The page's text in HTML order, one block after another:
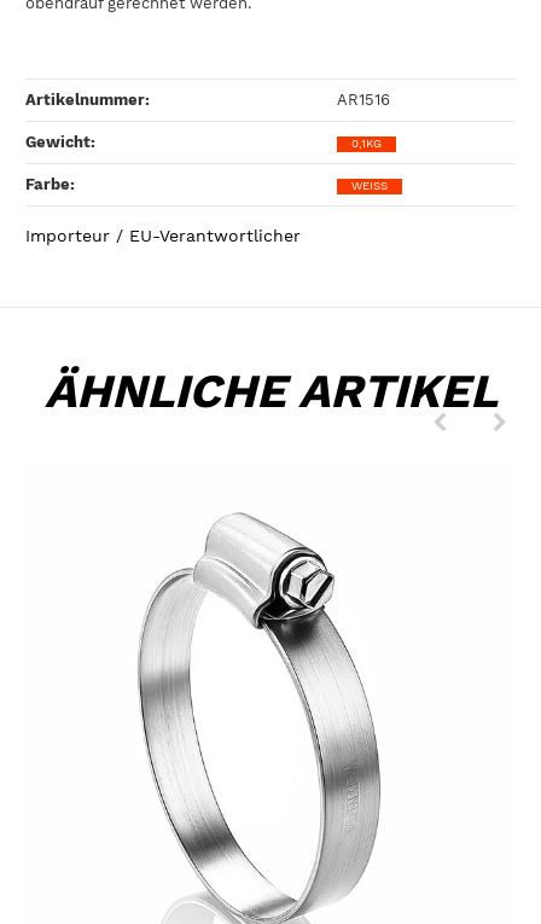
Artikelnummer: AR1516
Gewicht‍: 0,1KG
Farbe‍: WEISS
Importeur / EU-Verantwortlicher
ÄHNLICHE ARTIKEL